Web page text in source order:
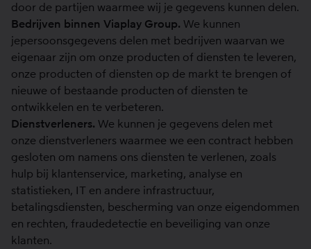
door de partijen waarmee wij je gegevens kunnen delen.
Bedrijven binnen Viaplay Group. We kunnen
jepersoonsgegevens delen met bedrijven waarvan we
eigenaar zijn om onze producten of diensten te leveren,
onze producten of diensten op de markt te brengen of
nieuwe of bestaande producten of diensten te
ontwikkelen en te verbeteren.
Dienstverleners. We kunnen je gegevens delen met
onze dienstverleners waarmee we een contract hebben
gesloten om namens ons diensten te verlenen, zoals
hulp bij klantenservice, marketing, analyse en
statistieken, IT en andere infrastructuur,
betalingsdiensten, bescherming van onze eigendommen
en rechten, fraudedetectie en beveiliging van onze
klanten.